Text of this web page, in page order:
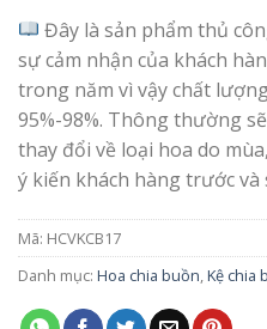
Đây là sản phẩm thủ
sự cảm nhận của khách
trong năm vì vậy chất
95%-98%. Thông thường
thay đổi về loại hoa do
ý kiến khách hàng trước
Mã: HCVKCB17
Danh mục: Hoa chia buồn,Kệ chia